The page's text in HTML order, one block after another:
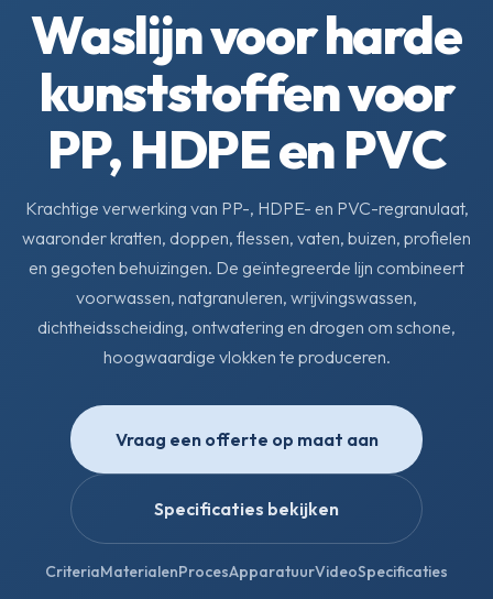
Waslijn voor harde
kunststoffen voor
PP, HDPE en PVC
Krachtige verwerking van PP-, HDPE- en PVC-regranulaat,
waaronder kratten, doppen, flessen, vaten, buizen, profielen
en gegoten behuizingen. De geïntegreerde lijn combineert
voorwassen, natgranuleren, wrijvingswassen,
dichtheidsscheiding, ontwatering en drogen om schone,
hoogwaardige vlokken te produceren.
Vraag een offerte op maat aan
Specificaties bekijken
CriteriaMaterialenProcesApparatuurVideoSpecificaties